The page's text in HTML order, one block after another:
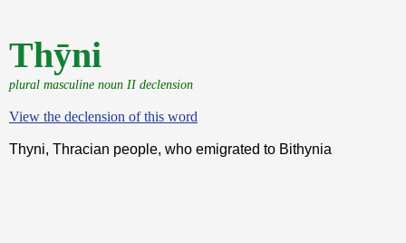
Thȳni
plural masculine noun II declension
View the declension of this word
Thyni, Thracian people, who emigrated to Bithynia